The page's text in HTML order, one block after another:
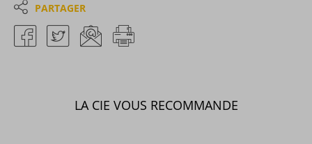
PARTAGER
LA CIE VOUS RECOMMANDE